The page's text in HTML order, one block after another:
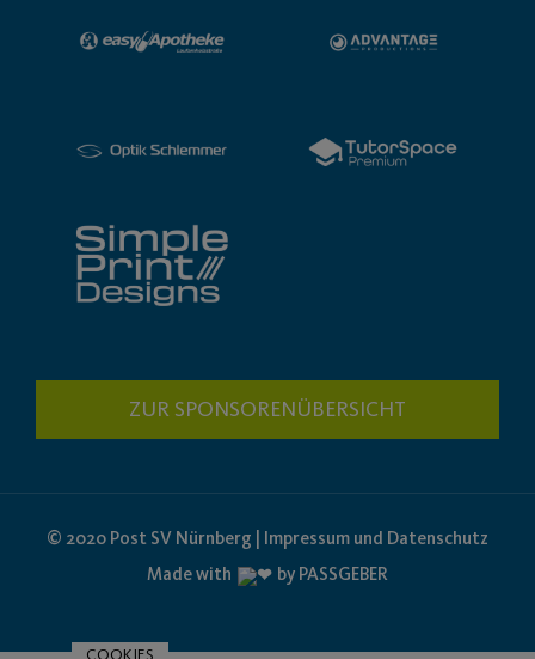
ZUR SPONSORENÜBERSICHT
© 2020 Post SV Nürnberg | Impressum und Datenschutz
Made with
by PASSGEBER
COOKIES